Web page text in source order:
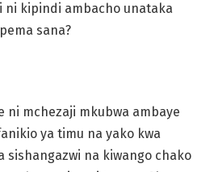
ni kipindi ambacho unataka
sana?
ni mchezaji mkubwa ambaye
ya timu na yako kwa
sishangazwi na kiwango chako